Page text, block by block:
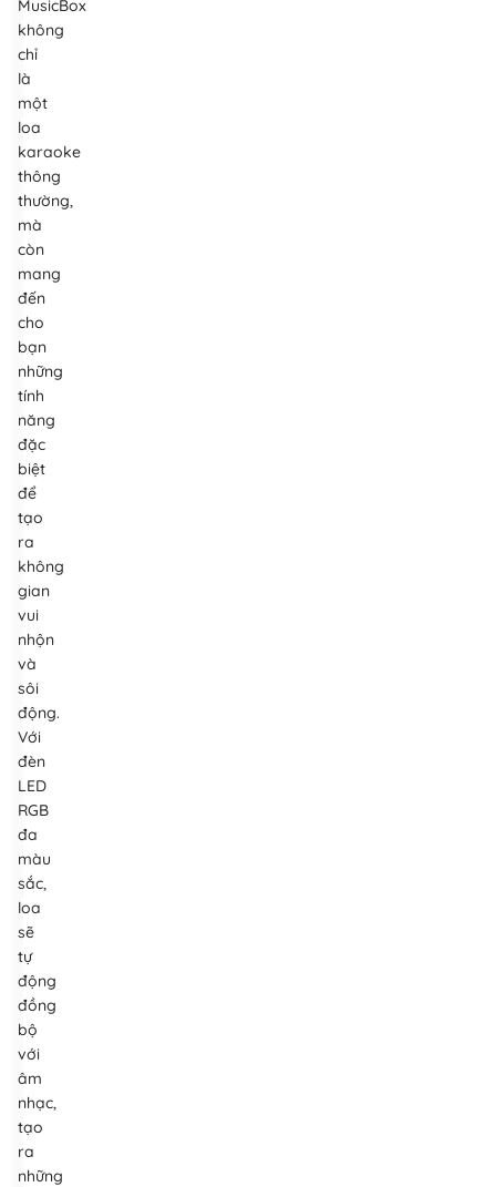
MusicBox
không
chỉ
là
một
loa
karaoke
thông
thường,
mà
còn
mang
đến
cho
bạn
những
tính
năng
đặc
biệt
để
tạo
ra
không
gian
vui
nhộn
và
sôi
động.
Với
đèn
LED
RGB
đa
màu
sắc,
loa
sẽ
tự
động
đồng
bộ
với
âm
nhạc,
tạo
ra
những